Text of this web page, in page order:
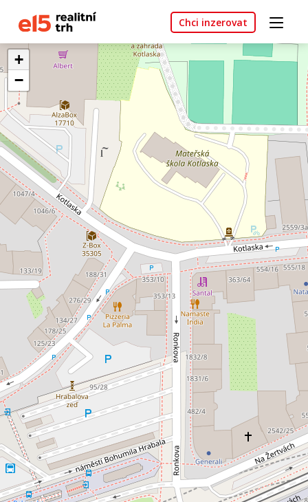
Chci inzerovat
+
−